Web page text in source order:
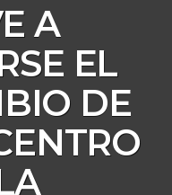
A
EL
DE